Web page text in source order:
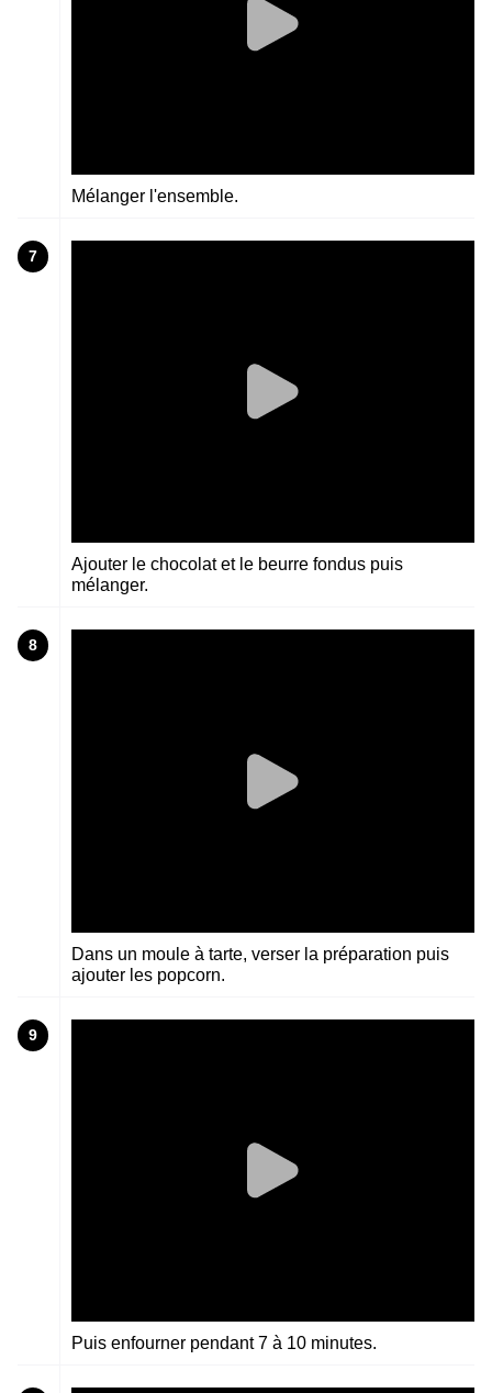
Mélanger l'ensemble.
7
Ajouter le chocolat et le beurre fondus puis
mélanger.
8
Dans un moule à tarte, verser la préparation puis
ajouter les popcorn.
9
Puis enfourner pendant 7 à 10 minutes.